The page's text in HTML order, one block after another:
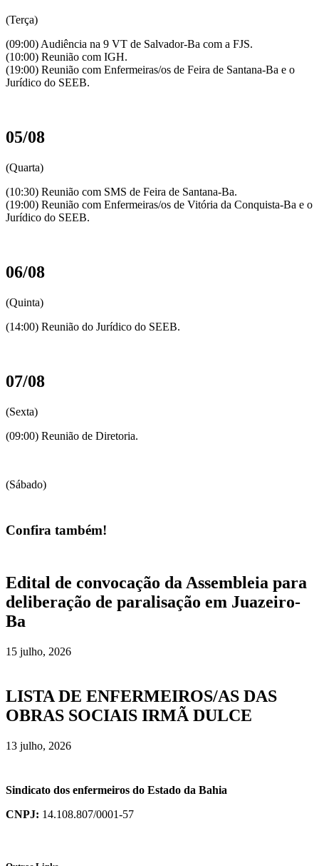
(Terça)
(09:00) Audiência na 9 VT de Salvador-Ba com a FJS.
(10:00) Reunião com IGH.
(19:00) Reunião com Enfermeiras/os de Feira de Santana-Ba e o
Jurídico do SEEB.
05/08
(Quarta)
(10:30) Reunião com SMS de Feira de Santana-Ba.
(19:00) Reunião com Enfermeiras/os de Vitória da Conquista-Ba e o
Jurídico do SEEB.
06/08
(Quinta)
(14:00) Reunião do Jurídico do SEEB.
07/08
(Sexta)
(09:00) Reunião de Diretoria.
(Sábado)
Confira também!
Edital de convocação da Assembleia para
deliberação de paralisação em Juazeiro-
Ba
15 julho, 2026
LISTA DE ENFERMEIROS/AS DAS
OBRAS SOCIAIS IRMÃ DULCE
13 julho, 2026
Sindicato dos enfermeiros do Estado da Bahia
CNPJ: 14.108.807/0001-57